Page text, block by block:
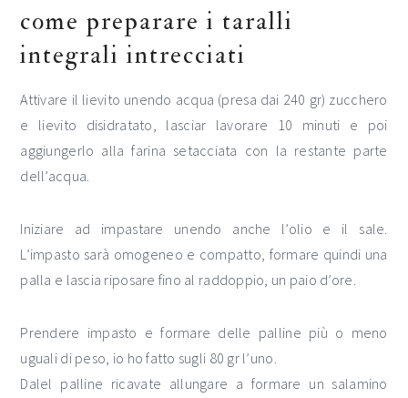
come preparare i taralli
integrali intrecciati
Attivare il lievito unendo acqua (presa dai 240 gr) zucchero
e lievito disidratato, lasciar lavorare 10 minuti e poi
aggiungerlo alla farina setacciata con la restante parte
dell’acqua.
Iniziare ad impastare unendo anche l’olio e il sale.
L’impasto sarà omogeneo e compatto, formare quindi una
palla e lascia riposare fino al raddoppio, un paio d’ore.
Prendere impasto e formare delle palline più o meno
uguali di peso, io ho fatto sugli 80 gr l’uno.
Dalel palline ricavate allungare a formare un salamino